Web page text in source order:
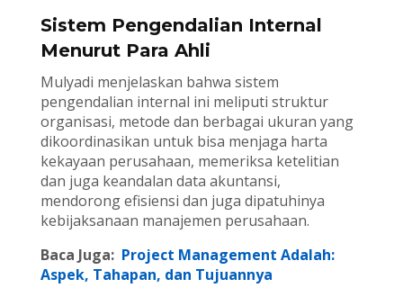
Sistem Pengendalian Internal
Menurut Para Ahli
Mulyadi menjelaskan bahwa sistem
pengendalian internal ini meliputi struktur
organisasi, metode dan berbagai ukuran yang
dikoordinasikan untuk bisa menjaga harta
kekayaan perusahaan, memeriksa ketelitian
dan juga keandalan data akuntansi,
mendorong efisiensi dan juga dipatuhinya
kebijaksanaan manajemen perusahaan.
Baca Juga: Project Management Adalah:
Aspek, Tahapan, dan Tujuannya